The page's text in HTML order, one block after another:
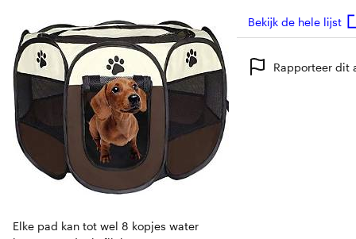
Elke pad kan tot wel 8 kopjes water
Voor FireWire 400
Naar 800
Aansluiting
Bekijk de hele lijst
Rapporteer dit